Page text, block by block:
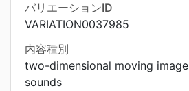
バリエーションID
VARIATION0037985
内容種別
two-dimensional moving image
sounds